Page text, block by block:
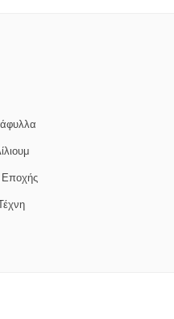
Εποχής